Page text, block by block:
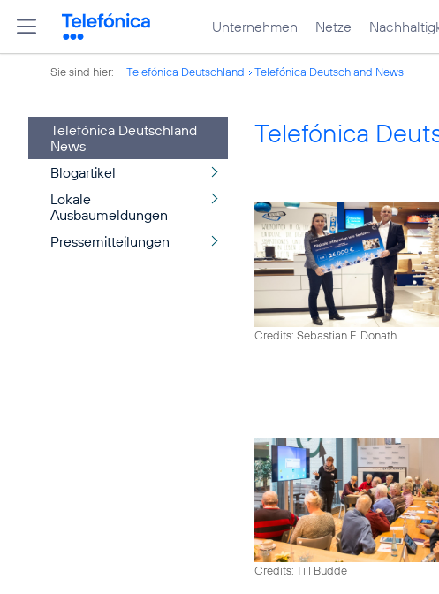
Unternehmen Netze
Sie sind hier: Telefónica Deutschland Telefónica Deutschland News
Telefónica Deutschland
News
Blogartikel
Lokale
Ausbaumeldungen
Pressemitteilungen
Telefónica
Credits: Sebastian F. Donath
Credits: Till Budde